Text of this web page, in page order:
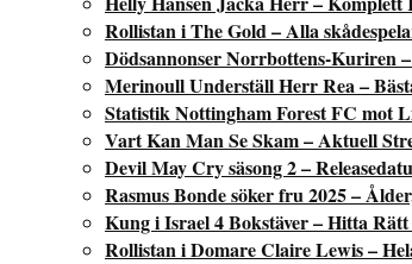
Rollistan i The Gold – Alla
Dödsannonser Norrbottens-Kuriren
Merinoull Underställ Herr Rea –
Statistik Nottingham Forest FC mot
Vart Kan Man Se Skam – Aktuell
Devil May Cry säsong 2 –
Rasmus Bonde söker fru 2025 –
Kung i Israel 4 Bokstäver – Hitta
Rollistan i Domare Claire Lewis –